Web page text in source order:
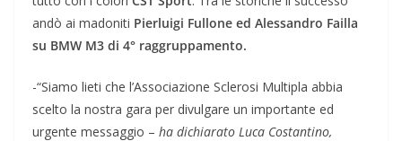
andò ai madoniti Pierluigi Fullone ed Alessandro Failla
su BMW M3 di 4° raggruppamento.
-“Siamo lieti che l’Associazione Sclerosi Multipla abbia
scelto la nostra gara per divulgare un importante ed
urgente messaggio – ha dichiarato Luca Costantino,